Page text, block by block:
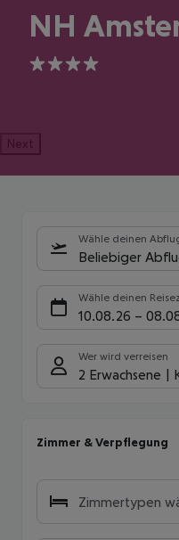
NH
4
Next
Wähle deinen
Beliebiger
Wähle deinen
10.08.26 –
Wer wird verreisen
2 Erwachsene
Zimmer & Verpflegung
Zimmertypen